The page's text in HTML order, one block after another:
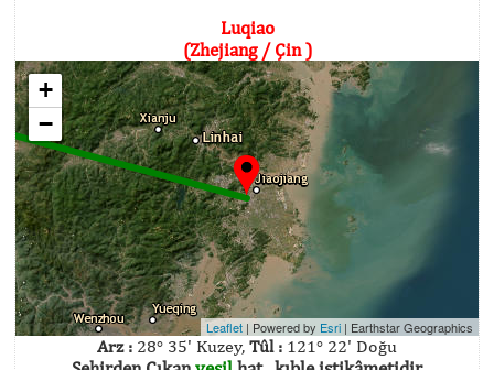
Luqiao
(Zhejiang / Çin )
+
−
Leaflet | Powered by Esri | Earthstar Geographics
Arz : 28° 35' Kuzey, Tûl : 121° 22' Doğu